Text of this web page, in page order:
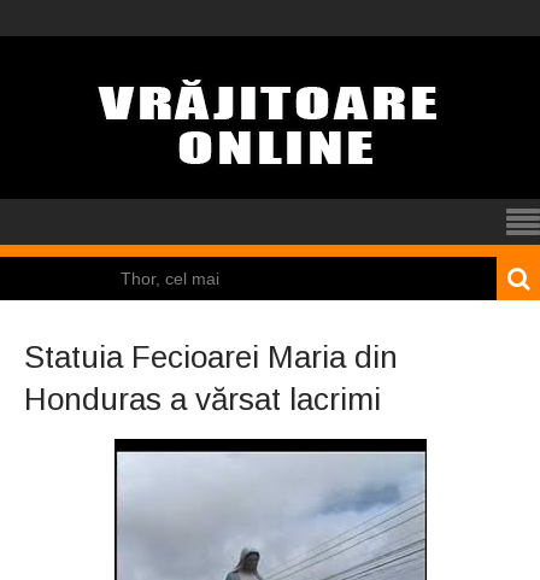
Thor, cel mai
El Tio
Mamona
Pincoya
Statuia Fecioarei Maria din
Honduras a vărsat lacrimi